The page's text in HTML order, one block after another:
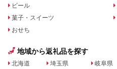
ビール
菓子・スイーツ
おせち
地域から返礼品を探す
北海道
埼玉県
岐阜県